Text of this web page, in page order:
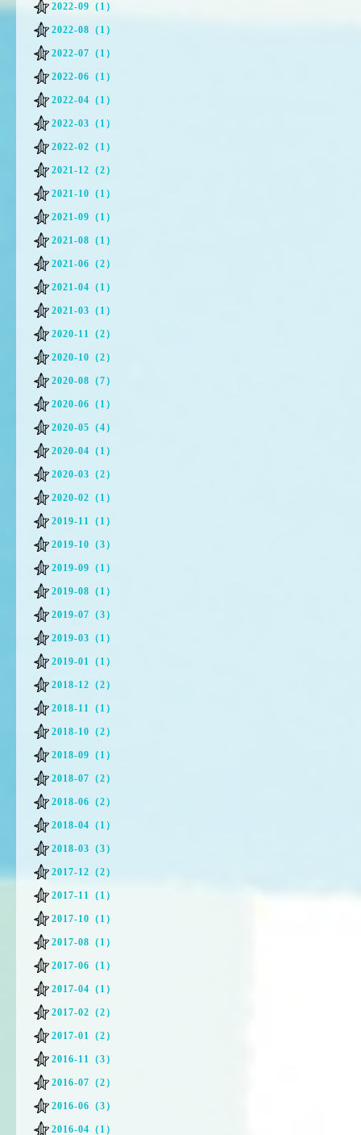
2022-09（1）
2022-08（1）
2022-07（1）
2022-06（1）
2022-04（1）
2022-03（1）
2022-02（1）
2021-12（2）
2021-10（1）
2021-09（1）
2021-08（1）
2021-06（2）
2021-04（1）
2021-03（1）
2020-11（2）
2020-10（2）
2020-08（7）
2020-06（1）
2020-05（4）
2020-04（1）
2020-03（2）
2020-02（1）
2019-11（1）
2019-10（3）
2019-09（1）
2019-08（1）
2019-07（3）
2019-03（1）
2019-01（1）
2018-12（2）
2018-11（1）
2018-10（2）
2018-09（1）
2018-07（2）
2018-06（2）
2018-04（1）
2018-03（3）
2017-12（2）
2017-11（1）
2017-10（1）
2017-08（1）
2017-06（1）
2017-04（1）
2017-02（2）
2017-01（2）
2016-11（3）
2016-07（2）
2016-06（3）
2016-04（1）